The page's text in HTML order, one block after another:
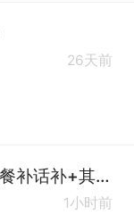
26天前
业务代表（购买五险+周末双休+餐补话补+其他福利）
1小时前